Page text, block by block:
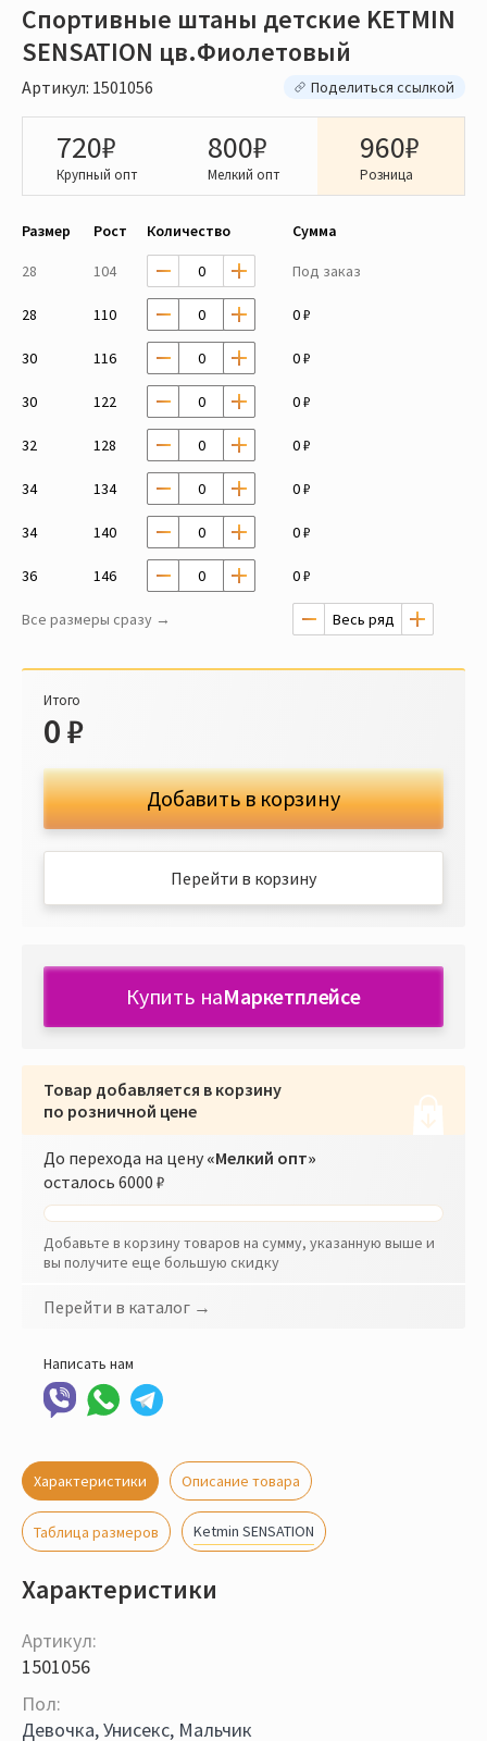
Спортивные штаны детские KETMIN
SENSATION цв.Фиолетовый
Артикул: 1501056 Поделиться ссылкой
720₽
Крупный опт
800₽
Мелкий опт
960₽
Розница
Размер Рост Количество Сумма
28 104 Под заказ
28 110 0 ₽
30 116 0 ₽
30 122 0 ₽
32 128 0 ₽
34 134 0 ₽
34 140 0 ₽
36 146 0 ₽
Все размеры сразу →
Итого
0₽
Добавить в корзину
Перейти в корзину
Купить наМаркетплейсе
Товар добавляется в корзину
по розничной цене
До перехода на цену «Мелкий опт»
осталось 6000 ₽
Добавьте в корзину товаров на сумму, указанную выше и
вы получите еще большую скидку
Перейти в каталог →
Написать нам
Характеристики Описание товара
Таблица размеров Ketmin SENSATION
Характеристики
Артикул:
1501056
Пол:
Девочка, Унисекс, Мальчик